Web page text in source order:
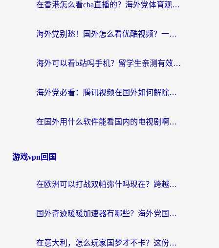
在香港怎么看cba直播的？海外党体育观赛终极指南：告别版权限制，畅享中文解说
海外党别愁！国外怎么看优酷视频？一招解决追剧、看直播难题
海外可以看b站吗手机？留学生亲测有效的回国加速指南
海外党必看：腾讯视频在国外如何解除地域限制？附优酷咪咕使用指南
在国外用什么软件能看国内的电视剧啊？留学生亲测有效的回国加速方案
游戏vpn回国
在欧洲可以打战双帕弥什吗现在？跨越延迟墙的实战指南
国外奇迹暖暖加速器有哪些？海外党国服游戏畅玩终极指南（附亲测推荐）
在意大利，怎么玩家国梦才不卡？这份终极加速指南请收好